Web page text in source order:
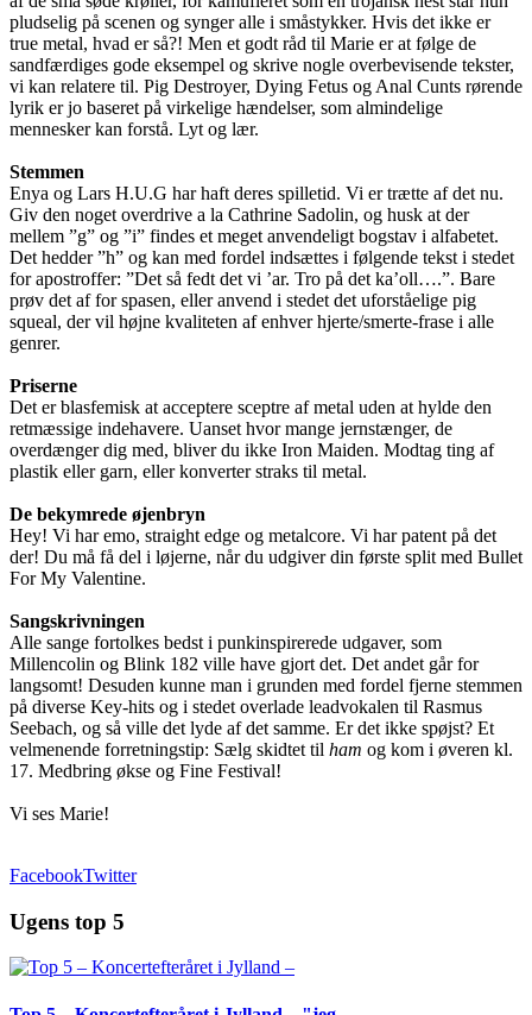
pludselig på scenen og synger alle i småstykker. Hvis det ikke er
true metal, hvad er så?! Men et godt råd til Marie er at følge de
sandfærdiges gode eksempel og skrive nogle overbevisende tekster,
vi kan relatere til. Pig Destroyer, Dying Fetus og Anal Cunts rørende
lyrik er jo baseret på virkelige hændelser, som almindelige
mennesker kan forstå. Lyt og lær.
Stemmen
Enya og Lars H.U.G har haft deres spilletid. Vi er trætte af det nu.
Giv den noget overdrive a la Cathrine Sadolin, og husk at der
mellem ”g” og ”i” findes et meget anvendeligt bogstav i alfabetet.
Det hedder ”h” og kan med fordel indsættes i følgende tekst i stedet
for apostroffer: ”Det så fedt det vi ’ar. Tro på det ka’oll….”. Bare
prøv det af for spasen, eller anvend i stedet det uforståelige pig
squeal, der vil højne kvaliteten af enhver hjerte/smerte-frase i alle
genrer.
Priserne
Det er blasfemisk at acceptere sceptre af metal uden at hylde den
retmæssige indehavere. Uanset hvor mange jernstænger, de
overdænger dig med, bliver du ikke Iron Maiden. Modtag ting af
plastik eller garn, eller konverter straks til metal.
De bekymrede øjenbryn
Hey! Vi har emo, straight edge og metalcore. Vi har patent på det
der! Du må få del i løjerne, når du udgiver din første split med Bullet
For My Valentine.
Sangskrivningen
Alle sange fortolkes bedst i punkinspirerede udgaver, som
Millencolin og Blink 182 ville have gjort det. Det andet går for
langsomt! Desuden kunne man i grunden med fordel fjerne stemmen
på diverse Key-hits og i stedet overlade leadvokalen til Rasmus
Seebach, og så ville det lyde af det samme. Er det ikke spøjst? Et
velmenende forretningstip: Sælg skidtet til ham og kom i øveren kl.
17. Medbring økse og Fine Festival!
Vi ses Marie!
FacebookTwitter
Ugens top 5